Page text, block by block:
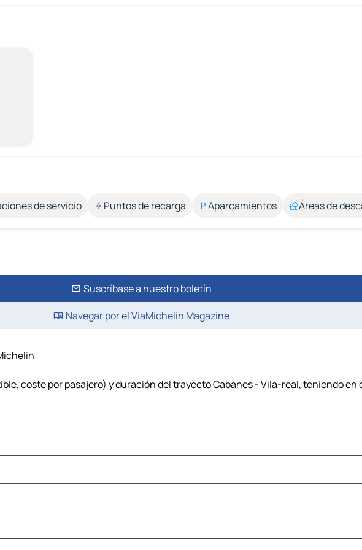
de servicio Puntos de recarga Aparcamientos Áreas de
Suscríbase a nuestro boletín
Navegar por el ViaMichelin Magazine
coste por pasajero) y duración del trayecto Cabanes - Vila-real, teniendo